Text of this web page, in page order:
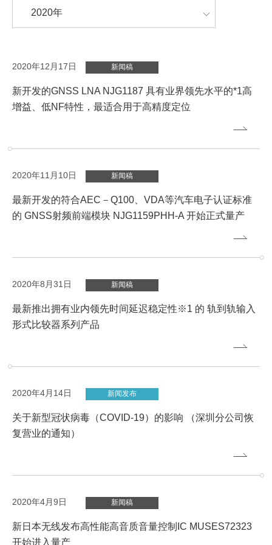
2020年12月17日 新闻稿
新开发的GNSS LNA NJG1187 具有业界领先水平的*1高
增益、低NF特性，最适合用于高精度定位
2020年11月10日 新闻稿
最新开发的符合AEC－Q100、VDA等汽车电子认证标准
的 GNSS射频前端模块 NJG1159PHH-A 开始正式量产
2020年8月31日 新闻稿
最新推出拥有业内领先时间延迟稳定性※1 的 轨到轨输入
形式比较器系列产品
2020年4月14日 新闻发布
关于新型冠状病毒（COVID-19）的影响 （深圳分公司恢
复营业的通知）
2020年4月9日 新闻稿
新日本无线发布高性能高音质音量控制IC MUSES72323
开始进入量产